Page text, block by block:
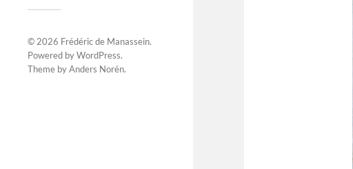
© 2026 Frédéric de Manassein.
Powered byWordPress.
Theme byAnders Norén.